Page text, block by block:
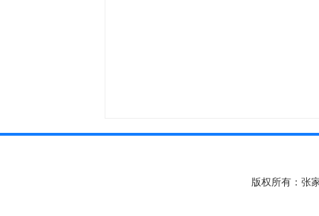
版权所有：张